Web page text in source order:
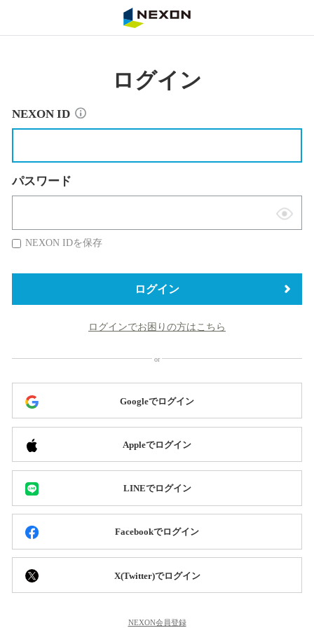
ログイン
NEXON ID
パスワード
表
替
NEXON IDを保存
ログイン
ログインでお困りの方はこちら
Googleでログイン
Appleでログイン
LINEでログイン
Facebookでログイン
X(Twitter)でログイン
NEXON会員登録